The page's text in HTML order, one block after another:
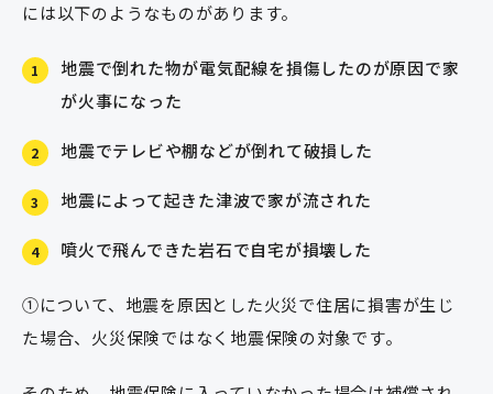
には以下のようなものがあります。
1
地震で倒れた物が電気配線を損傷したのが原因で家
が火事になった
2 地震でテレビや棚などが倒れて破損した
3 地震によって起きた津波で家が流された
4 噴火で飛んできた岩石で自宅が損壊した
①について、地震を原因とした火災で住居に損害が生じ
た場合、火災保険ではなく地震保険の対象です。